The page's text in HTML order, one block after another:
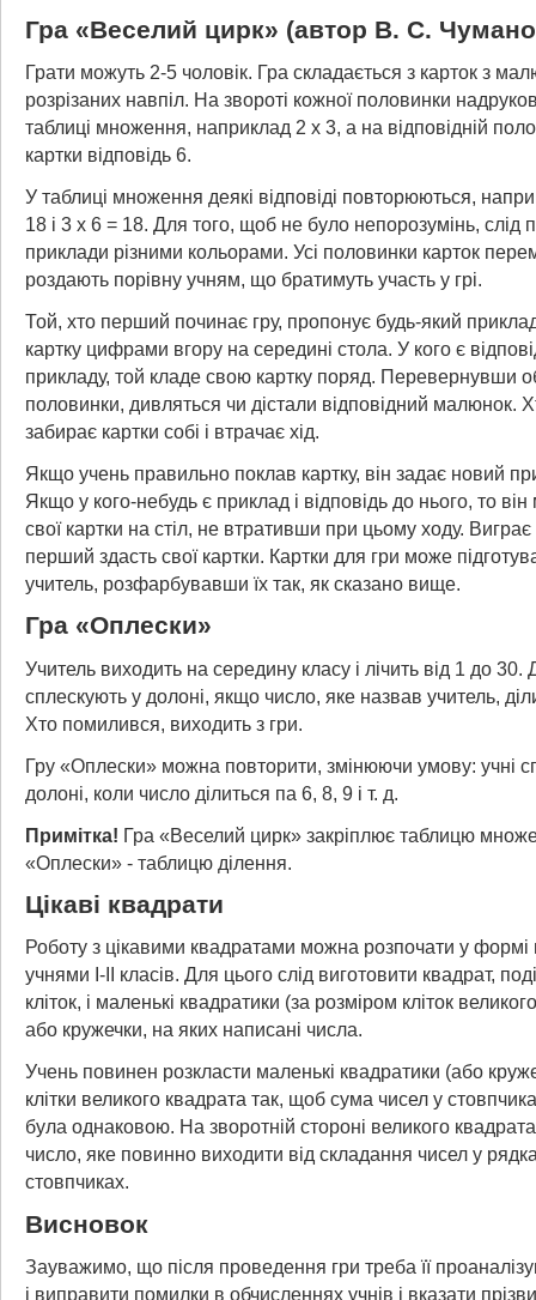
Гра «Веселий цирк» (автор В. С.
Грати можуть 2-5 чоловік. Гра складається з карток з
розрізаних навпіл. На звороті кожної половинки
таблиці множення, наприклад 2 x 3, а на відповідній
картки відповідь 6.
У таблиці множення деякі відповіді повторюються,
18 і 3 x 6 = 18. Для того, щоб не було непорозумінь, слід
приклади різними кольорами. Усі половинки карток
роздають порівну учням, що братимуть участь у грі.
Той, хто перший починає гру, пропонує будь-який
картку цифрами вгору на середині стола. У кого є
прикладу, той кладе свою картку поряд. Перевернувши
половинки, дивляться чи дістали відповідний малюнок.
забирає картки собі і втрачає хід.
Якщо учень правильно поклав картку, він задає новий
Якщо у кого-небудь є приклад і відповідь до нього, то
свої картки на стіл, не втративши при цьому ходу. Виграє
перший здасть свої картки. Картки для гри може
учитель, розфарбувавши їх так, як сказано вище.
Гра «Оплески»
Учитель виходить на середину класу і лічить від 1 до 30.
сплескують у долоні, якщо число, яке назвав учитель,
Хто помилився, виходить з гри.
Гру «Оплески» можна повторити, змінюючи умову: учні
долоні, коли число ділиться па 6, 8, 9 і т. д.
Примітка! Гра «Веселий цирк» закріплює таблицю
«Оплески» - таблицю ділення.
Цікаві квадрати
Роботу з цікавими квадратами можна розпочати у формі
учнями І-II класів. Для цього слід виготовити квадрат,
кліток, і маленькі квадратики (за розміром кліток
або кружечки, на яких написані числа.
Учень повинен розкласти маленькі квадратики (або
клітки великого квадрата так, щоб сума чисел у
була однаковою. На зворотній стороні великого
число, яке повинно виходити від складання чисел у
стовпчиках.
Висновок
Зауважимо, що після проведення гри треба її
і виправити помилки в обчисленнях учнів і вказати